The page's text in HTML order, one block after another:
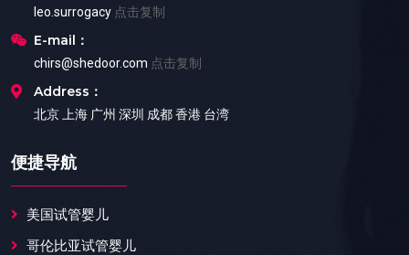
leo.surrogacy 点击复制
E-mail：
chirs@shedoor.com 点击复制
Address：
北京 上海 广州 深圳 成都 香港 台湾
便捷导航
美国试管婴儿
哥伦比亚试管婴儿